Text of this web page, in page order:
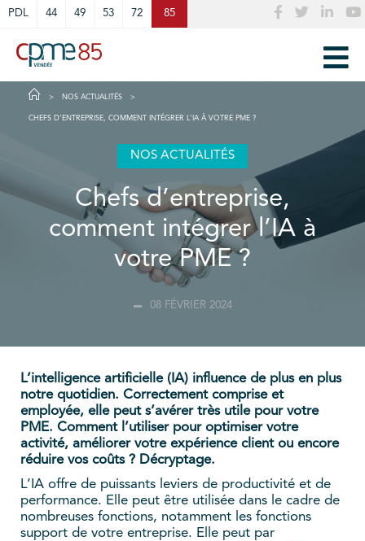
PDL 44 49 53 72 85
NOS ACTUALITÉS
CHEFS D’ENTREPRISE, COMMENT INTÉGRER L’IA À VOTRE PME ?
NOS ACTUALITÉS
Chefs d’entreprise,
comment intégrer l’IA à
votre PME ?
08 FÉVRIER 2024
L’intelligence artificielle (IA) influence de plus en plus
notre quotidien. Correctement comprise et
employée, elle peut s’avérer très utile pour votre
PME. Comment l’utiliser pour optimiser votre
activité, améliorer votre expérience client ou encore
réduire vos coûts ? Décryptage.
L’IA offre de puissants leviers de productivité et de
performance. Elle peut être utilisée dans le cadre de
nombreuses fonctions, notamment les fonctions
support de votre entreprise. Elle peut par
Cookies management panel